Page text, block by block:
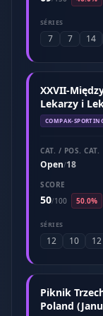
SÉRIES
7 7 14
XXVII-
Lekarzy i
Sporting
COMPAK-
CAT. / POS. CAT.
Open/18
SCORE
50/100 50.0%
SÉRIES
12 10 12
Piknik
Poland